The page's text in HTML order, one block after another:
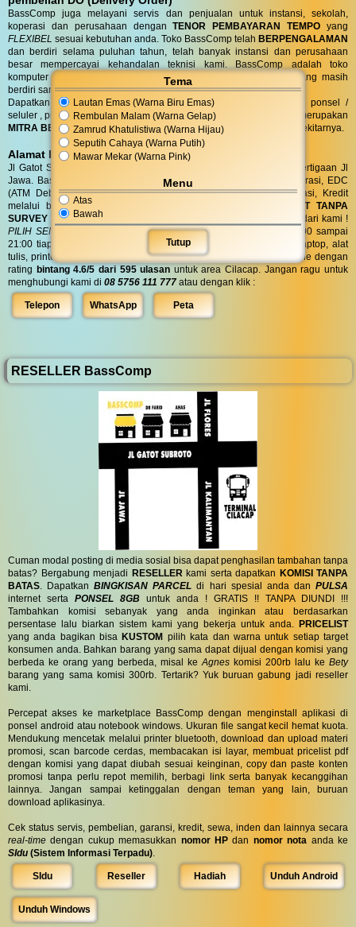
Tema
Lautan Emas (Warna Biru Emas)
Rembulan Malam (Warna Gelap)
Zamrud Khatulistiwa (Warna Hijau)
Seputih Cahaya (Warna Putih)
Mawar Mekar (Warna Pink)
Menu
Atas
Bawah
Tutup
BassComp juga melayani servis dan penjualan untuk instansi, sekolah,
koperasi dan perusahaan denganTENOR PEMBAYARAN TEMPO yang
FLEXIBEL sesuai kebutuhan anda. Toko BassComp telah BERPENGALAMAN
dan berdiri selama puluhan tahun, telah banyak instansi dan perusahaan
besar mempercayai kehandalan teknisi kami. BassComp adalah toko
komputer termurah dan terlengkap serta
asli cilacap yang masih
berdiri sampai saat ini.
Dapatkan penawaran terbaik untuk kebutuhan komputer, laptop, ponsel /
seluler , printer, alat tulis, jaringan dan aksesoris anda. Bass Comp merupakan
MITRA BELANJA dan SERVIS TERPERCAYAwarga Cilacap dan sekitarnya.
Alamat BassComp
Jl Gatot Subroto no 47 Cilacap (100 meter selatan terminal) di pertigaan Jl
Jawa. BassComp melayani pembelian tunai, SIPLAH, BMT / Koperasi, EDC
(ATM Debit dan Kartu Kredit), QRIS, Transfer realtime terintegrasi, Kredit
melalui berbagai leasing.
CEPAT TANPA
SURVEY (RO) ANTI RIBET !
aksesories spesial dari kami !
PILIH SENDIRI
Langsung tanpa diundi ! BassComp buka jam 08:00 sampai
21:00 tiap hari. BassComp satu satunya toko komputer, ponsel, laptop, alat
tulis, printer, jaringan dan aksesoris yang paling favorit dicari google dengan
rating bintang 4.6/5 dari 595 ulasan untuk area Cilacap. Jangan ragu untuk
menghubungi kami di 08 5756 111 777 atau dengan klik :
Telepon WhatsApp Peta
RESELLER BassComp
Cuman modal posting di media sosial bisa dapat penghasilan tambahan tanpa
batas? Bergabung menjadi RESELLERkami serta dapatkan KOMISI TANPA
BATAS. DapatkanBINGKISAN PARCEL di hari spesial anda danPULSA
internet serta PONSEL 8GB untuk anda ! GRATIS !! TANPA DIUNDI !!!
Tambahkan komisi sebanyak yang anda inginkan atau berdasarkan
persentase lalu biarkan sistem kami yang bekerja untuk anda. PRICELIST
yang anda bagikan bisaKUSTOM pilih kata dan warna untuk setiap target
konsumen anda. Bahkan barang yang sama dapat dijual dengan komisi yang
berbeda ke orang yang berbeda, misal keAgnes komisi 200rb lalu ke Bety
barang yang sama komisi 300rb. Tertarik? Yuk buruan gabung jadi reseller
kami.
Percepat akses ke marketplace BassComp dengan menginstall aplikasi di
ponsel android atau notebook windows. Ukuran file sangat kecil hemat kuota.
Mendukung mencetak melalui printer bluetooth, download dan upload materi
promosi, scan barcode cerdas, membacakan isi layar, membuat pricelist pdf
dengan komisi yang dapat diubah sesuai keinginan, copy dan paste konten
promosi tanpa perlu repot memilih, berbagi link serta banyak kecanggihan
lainnya. Jangan sampai ketinggalan dengan teman yang lain, buruan
download aplikasinya.
Cek status servis, pembelian, garansi, kredit, sewa, inden dan lainnya secara
real-time dengan cukup memasukkan nomor HP dan nomor nota anda ke
SIdu (Sistem Informasi Terpadu).
SIdu Reseller Hadiah Unduh Android
Unduh Windows